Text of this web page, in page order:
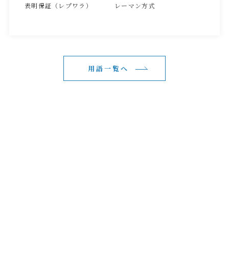
表明保証（レプワラ） レーマン方式
用語一覧へ